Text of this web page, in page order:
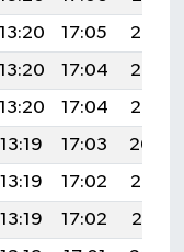
13:20 17:05
20:08
13:20 17:04
20:07
13:20 17:04
20:06
13:19 17:03
20:04
13:19 17:02
20:03
13:19 17:02
20:01